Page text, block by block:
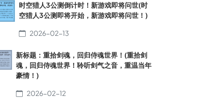
时空猎人3公测倒计时！新游戏即将问世(时
空猎人3公测即将开始，新游戏即将问世！)
2026-02-13
新标题：重拾剑魂，回归侍魂世界！(重拾剑
魂，回归侍魂世界！聆听剑气之音，重温当年
豪情！)
2026-02-12